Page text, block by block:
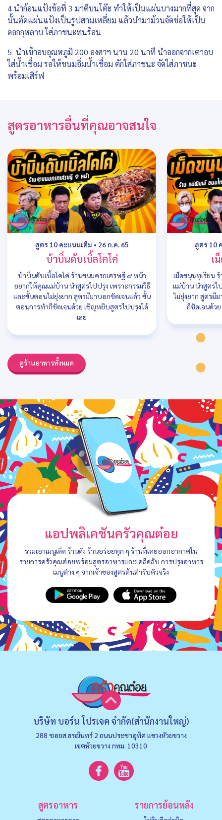
4 นำก้อนแป้งข้อที่ 3 มาตีบนโต๊ะ ทำให้เป็นแผ่นบางมากที่สุด จาก
นั้นตัดแผ่นแป้งเป็นรูปสามเหลี่ยม แล้วนำมาม้วนจัดช่อให้เป็น
ดอกกุหลาบ ใส่ภาชนะทนร้อน
5 นำเข้าอบอุณหภูมิ 200 องศาฯ นาน 20 นาที นำออกจากเตาอบ
ใส่น้ำเชื่อม รอให้ขนมอิ่มน้ำเชื่อม ตักใส่ภาชนะ จัดใส่ภาชนะ
พร้อมเสิร์ฟ
สูตรอาหารอื่นที่คุณอาจสนใจ
สูตร 10 คะแนนเต็ม • 26 ก.ค. 65
บ้าบิ่นดับเบิ้ลโคโค่
บ้าบิ่นดับเบิ้ลโคโค่ ร้านขนมครกเศรษฐี ๙ หน้า
อยากให้คุณแม่บ้าน นำสูตรไปปรุง เพราะกรรมวิธี
และขั้นตอนไม่ยุ่งยาก สูตรมีมาบอกชัดเจนแล้ว ขั้น
ตอนการทำก็ชัดเจนด้วย เชิญหยิบสูตรไปปรุงได้
เลย
สูตร 10
เ
เม็ดขนุนทุเรียน
แม่บ้าน นำสูตรไ
ไม่ยุ่งยาก สูตรมี
ก็ชัดเจนด้ว
ดูร้านอาหารทั้งหมด
แอปพลิเคชันครัวคุณต๋อย
รวมเอาเมนูเด็ด ร้านดัง ร้านอร่อยทุก ๆ ร้านที่เคยออกอากาศใน
รายการครัวคุณต๋อยพร้อมสูตรอาหารและเคล็ดลับ การปรุงอาหาร
เมนูต่าง ๆ จากเจ้าของสูตรต้นตำรับตัวจริง
บริษัท บอร์น โปรเจค จำกัด(สำนักงานใหญ่)
288 ซอยส.ธรณินทร์ 2 ถนนประชาอุทิศ แขวงหัวยขวาง
เขตห้วยขวาง กทม. 10310
สูตรอาหาร รายการย้อนหลัง